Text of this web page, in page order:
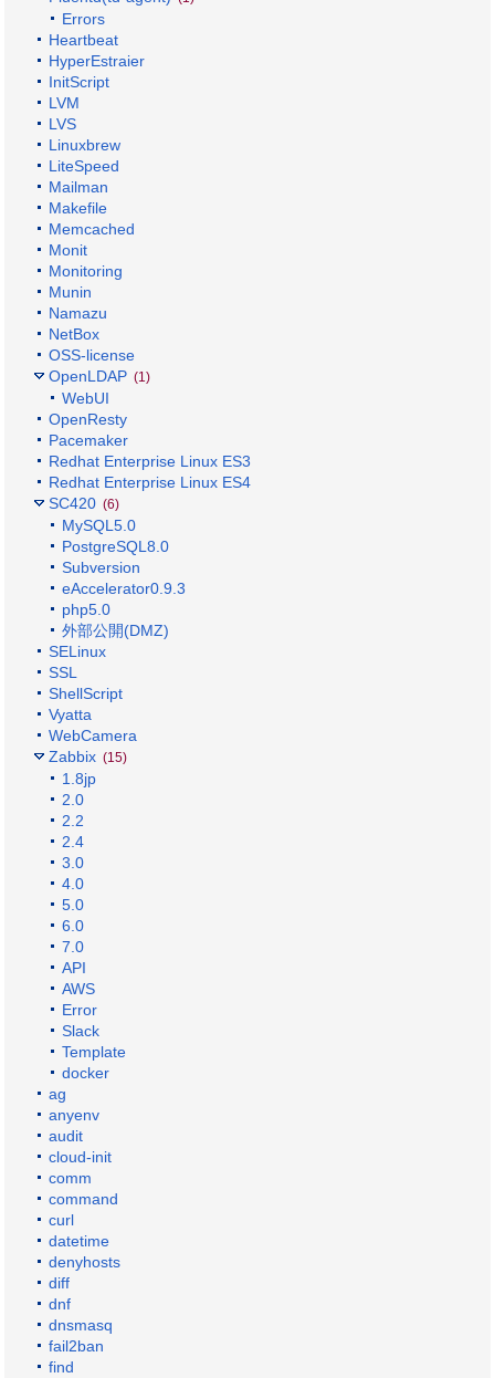
Errors
Heartbeat
HyperEstraier
InitScript
LVM
LVS
Linuxbrew
LiteSpeed
Mailman
Makefile
Memcached
Monit
Monitoring
Munin
Namazu
NetBox
OSS-license
OpenLDAP (1)
WebUI
OpenResty
Pacemaker
Redhat Enterprise Linux ES3
Redhat Enterprise Linux ES4
SC420 (6)
MySQL5.0
PostgreSQL8.0
Subversion
eAccelerator0.9.3
php5.0
外部公開(DMZ)
SELinux
SSL
ShellScript
Vyatta
WebCamera
Zabbix (15)
1.8jp
2.0
2.2
2.4
3.0
4.0
5.0
6.0
7.0
API
AWS
Error
Slack
Template
docker
ag
anyenv
audit
cloud-init
comm
command
curl
datetime
denyhosts
diff
dnf
dnsmasq
fail2ban
find